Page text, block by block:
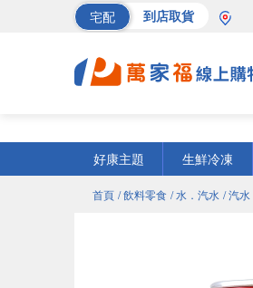
宅配 到店取貨
好康主題
生鮮冷凍
首頁 / 飲料零食 / 水．汽水 / 汽水